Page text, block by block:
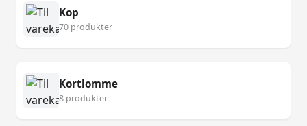
Kop
70 produkter
Kortlomme
8 produkter